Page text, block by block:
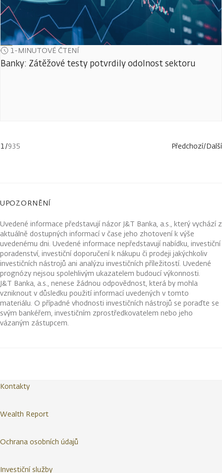
1-MINUTOVÉ ČTENÍ
Banky: Zátěžové testy potvrdily odolnost sektoru
1/935 Předchozí/Další
UPOZORNĚNÍ
Uvedené informace představují názor J&T Banka, a.s., který vychází z
aktuálně dostupných informací v čase jeho zhotovení k výše
uvedenému dni. Uvedené informace nepředstavují nabídku, investiční
poradenství, investiční doporučení k nákupu či prodeji jakýchkoliv
investičních nástrojů ani analýzu investičních příležitostí. Uvedené
prognózy nejsou spolehlivým ukazatelem budoucí výkonnosti.
J&T Banka, a.s., nenese žádnou odpovědnost, která by mohla
vzniknout v důsledku použití informací uvedených v tomto
materiálu. O případné vhodnosti investičních nástrojů se poraďte se
svým bankéřem, investičním zprostředkovatelem nebo jeho
vázaným zástupcem.
Kontakty
Wealth Report
Ochrana osobních údajů
Investiční služby